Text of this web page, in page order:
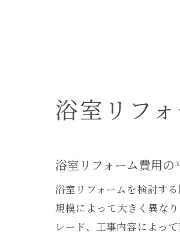
浴室リフ
浴室リフォーム費用
浴室リフォームを検討す
規模によって大きく異な
レード、工事内容によって